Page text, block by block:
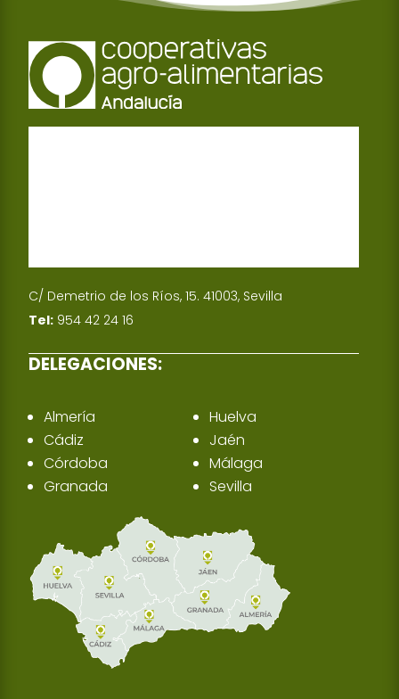
C/ Demetrio de los Ríos, 15. 41003, Sevilla
Tel: 954 42 24 16
DELEGACIONES:
Almería
Cádiz
Córdoba
Granada
Huelva
Jaén
Málaga
Sevilla